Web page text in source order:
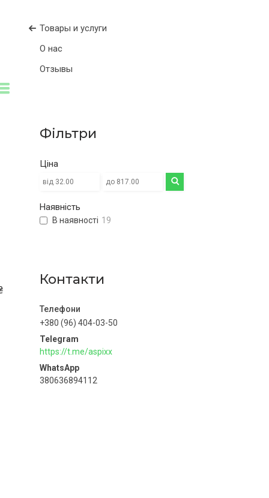
Товары и услуги
О нас
Отзывы
Фільтри
Ціна
Наявність
В наявності 19
Контакти
+380 (96) 404-03-50
https://t.me/aspixx
380636894112